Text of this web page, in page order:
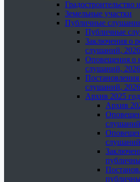
Градостроительство
Земельные участки
Публичные
Публичные
Заключения о
слушаний,
Оповещения о
слушаний,
слушаний,
Архив 2025
Архив